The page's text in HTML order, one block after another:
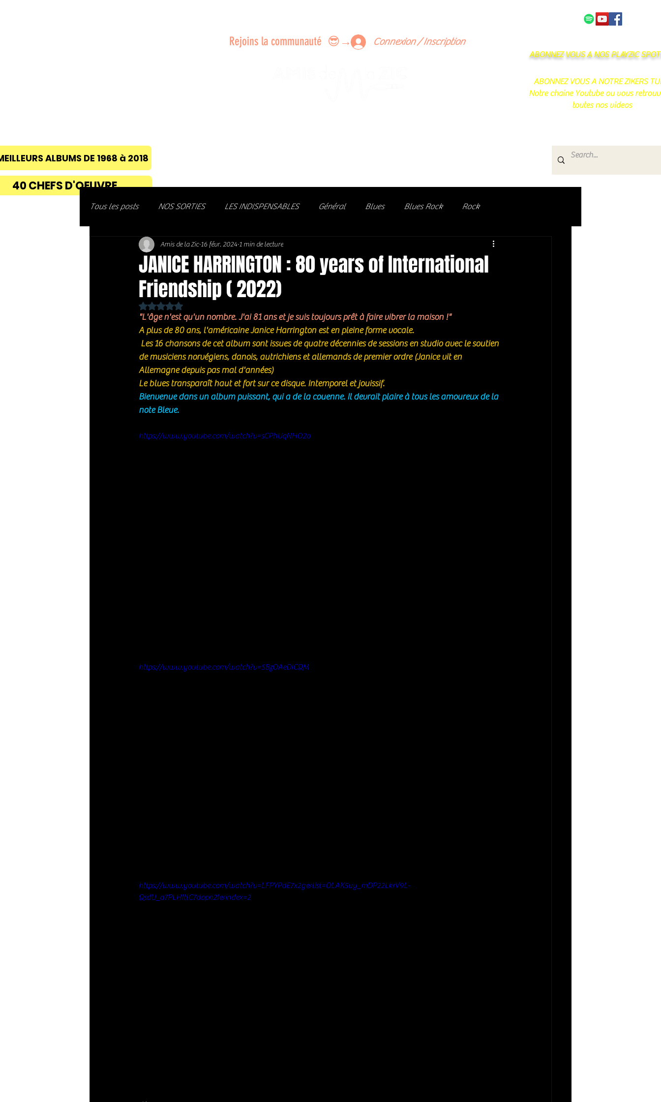
Connexion / Inscription
ABONNEZ VOUS A NOS PLAYZIC
ABONNEZ VOUS A NOTRE ZIKERS
Notre chaine Youtube ou vous
toutes nos videos
ALBUMS DE 1968 à 2018
Découvrez des artistes, vibrez aux concerts et rejoignez une communauté de passionnés !
Rejoins la communauté 😎→
40 CHEFS D'OEUVRE
Tous les posts NOS SORTIES LES INDISPENSABLES Général Blues Blues Rock Rock
Soft Rock / Folk Jazz Soul / Funk / Rhythm Blues
Country / Americana
JANICE HARRINGTON : 80 years of International
Friendship ( 2022)
Amis de la Zic 16 févr. 2024 1 min de lecture
Noté NaN étoiles sur 5.
"L'âge n'est qu'un nombre. J'ai 81 ans et je suis toujours prêt à faire vibrer la maison !"
A plus de 80 ans, l'américaine Janice Harrington est en pleine forme vocale.
de musiciens norvégiens, danois, autrichiens et allemands de premier ordre (Janice vit en
Allemagne depuis pas mal d'années)
Le blues transparaît haut et fort sur ce disque. Intemporel et jouissif.
Bienvenue dans un album puissant, qui a de la couenne. Il devrait plaire à tous les amoureux de la
note Bleue.
https://www.youtube.com/watch?v=sCPhUqNHO2o
https://www.youtube.com/watch?v=5BzOAeDICQM
https://www.youtube.com/watch?v=LFPYPdE7x2g&list=OLAK5uy_mDP22LkrV9L-
QsdU_a7PLHItlC7dopn2I&index=2